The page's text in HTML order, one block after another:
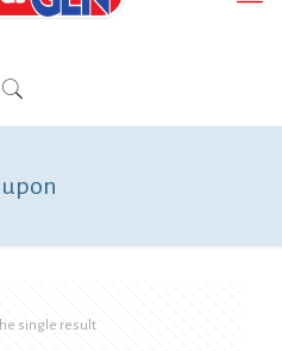
single result